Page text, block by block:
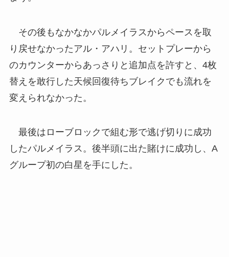
その後もなかなかパルメイラスからペースを取
り戻せなかったアル・アハリ。セットプレーから
のカウンターからあっさりと追加点を許すと、4枚
替えを敢行した天候回復待ちブレイクでも流れを
変えられなかった。
最後はローブロックで組む形で逃げ切りに成功
したパルメイラス。後半頭に出た賭けに成功し、A
グループ初の白星を手にした。